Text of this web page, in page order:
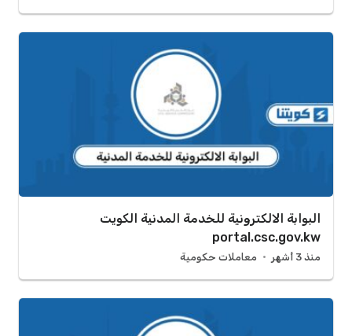
البوابة الالكترونية للخدمة المدنية الكويت
portal.csc.gov.kw
منذ 3 أشهر معاملات حكومية